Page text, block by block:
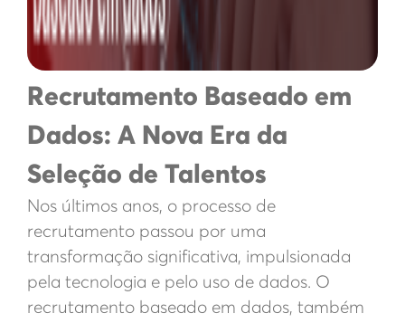
Recrutamento Baseado em
Dados: A Nova Era da
Seleção de Talentos
Nos últimos anos, o processo de
recrutamento passou por uma
transformação significativa, impulsionada
pela tecnologia e pelo uso de dados. O
recrutamento baseado em dados, também